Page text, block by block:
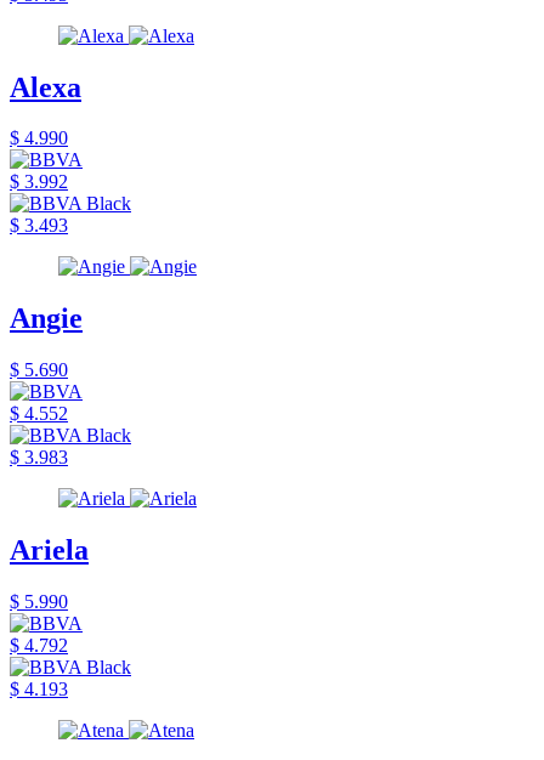
Alexa
$ 4.990
$ 3.992
$ 3.493
Angie
$ 5.690
$ 4.552
$ 3.983
Ariela
$ 5.990
$ 4.792
$ 4.193